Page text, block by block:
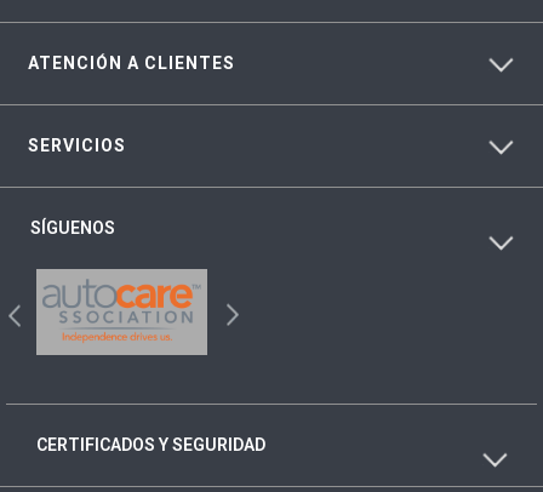
ATENCIÓN A CLIENTES
SERVICIOS
SÍGUENOS
CERTIFICADOS Y SEGURIDAD